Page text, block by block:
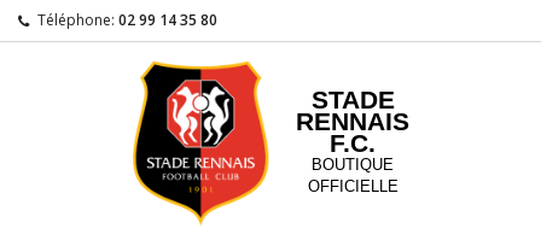
Téléphone: 02 99 14 35 80
STADE
RENNAIS
F.C.
BOUTIQUE
OFFICIELLE